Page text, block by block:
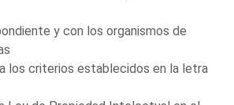
y con los organismos de
los criterios establecidos en la letra